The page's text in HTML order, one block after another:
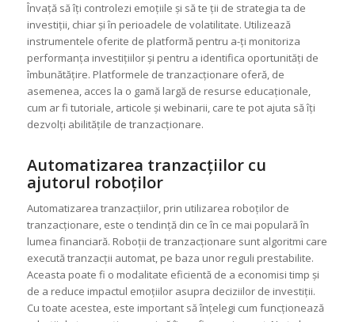
Învață să îți controlezi emoțiile și să te ții de strategia ta de
investiții, chiar și în perioadele de volatilitate. Utilizează
instrumentele oferite de platformă pentru a-ți monitoriza
performanța investițiilor și pentru a identifica oportunități de
îmbunătățire. Platformele de tranzacționare oferă, de
asemenea, acces la o gamă largă de resurse educaționale,
cum ar fi tutoriale, articole și webinarii, care te pot ajuta să îți
dezvolți abilitățile de tranzacționare.
Automatizarea tranzacțiilor cu
ajutorul roboților
Automatizarea tranzacțiilor, prin utilizarea roboților de
tranzacționare, este o tendință din ce în ce mai populară în
lumea financiară. Roboții de tranzacționare sunt algoritmi care
execută tranzacții automat, pe baza unor reguli prestabilite.
Aceasta poate fi o modalitate eficientă de a economisi timp și
de a reduce impactul emoțiilor asupra deciziilor de investiții.
Cu toate acestea, este important să înțelegi cum funcționează